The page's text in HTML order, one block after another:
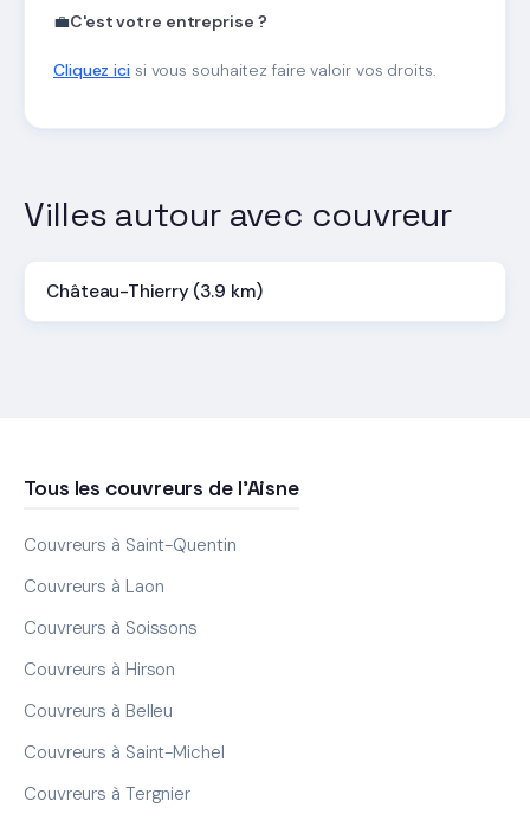
💼C'est votre entreprise ?
Cliquez icisi vous souhaitez faire valoir vos droits.
Villes autour avec couvreur
Château-Thierry (3.9 km)
Tous les couvreurs de l'Aisne
Couvreurs à Saint-Quentin
Couvreurs à Laon
Couvreurs à Soissons
Couvreurs à Hirson
Couvreurs à Belleu
Couvreurs à Saint-Michel
Couvreurs à Tergnier